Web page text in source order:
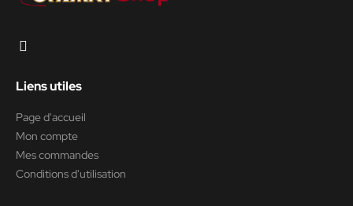
Liens utiles
Page d'accueil
Mon compte
Mes commandes
Conditions d'utilisation